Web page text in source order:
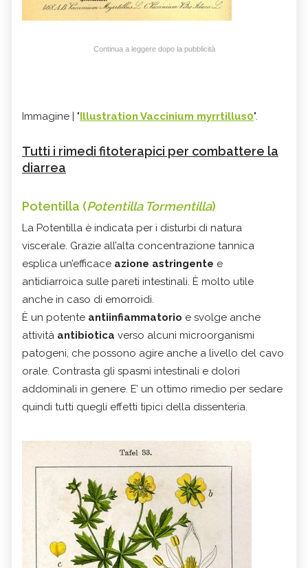
Continua a leggere dopo la pubblicità
Immagine | "Illustration Vaccinium myrrtillus0".
Tutti i rimedi fitoterapici per combattere la
diarrea
Potentilla (Potentilla Tormentilla)
La Potentilla è indicata per i disturbi di natura
viscerale. Grazie all’alta concentrazione tannica
esplica un’efficace azione astringente e
antidiarroica sulle pareti intestinali. È molto utile
anche in caso di emorroidi.
È un potente antiinfiammatorio e svolge anche
attività antibiotica verso alcuni microorganismi
patogeni, che possono agire anche a livello del cavo
orale. Contrasta gli spasmi intestinali e dolori
addominali in genere. E’ un ottimo rimedio per sedare
quindi tutti quegli effetti tipici della dissenteria.